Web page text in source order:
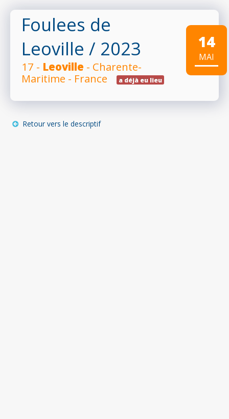
Foulees de
Leoville / 2023
17 - Leoville - Charente-
Maritime - France
a déjà eu lieu
14
MAI
Retour vers le descriptif